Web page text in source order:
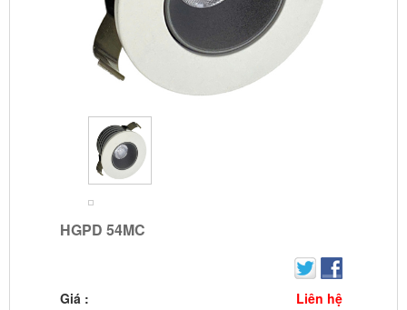
HGPD 54MC
Giá : Liên hệ